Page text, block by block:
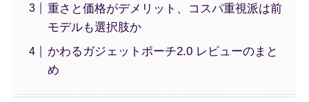
重さと価格がデメリット、コスパ重視派は前
モデルも選択肢か
かわるガジェットポーチ2.0 レビューのまと
め